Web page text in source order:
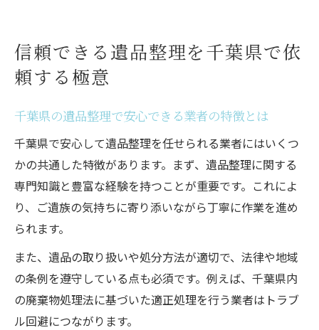
信頼できる遺品整理を千葉県で依
頼する極意
千葉県の遺品整理で安心できる業者の特徴とは
千葉県で安心して遺品整理を任せられる業者にはいくつ
かの共通した特徴があります。まず、遺品整理に関する
専門知識と豊富な経験を持つことが重要です。これによ
り、ご遺族の気持ちに寄り添いながら丁寧に作業を進め
られます。
また、遺品の取り扱いや処分方法が適切で、法律や地域
の条例を遵守している点も必須です。例えば、千葉県内
の廃棄物処理法に基づいた適正処理を行う業者はトラブ
ル回避につながります。